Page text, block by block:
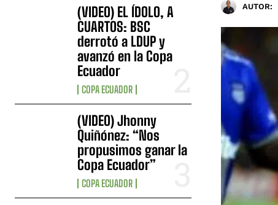
(VIDEO) EL ÍDOLO, A
CUARTOS: BSC
derrotó a LDUP y
avanzó en la Copa
Ecuador
COPA ECUADOR
(VIDEO) Jhonny
Quiñónez: “Nos
propusimos ganar la
Copa Ecuador”
COPA ECUADOR
AUTOR: